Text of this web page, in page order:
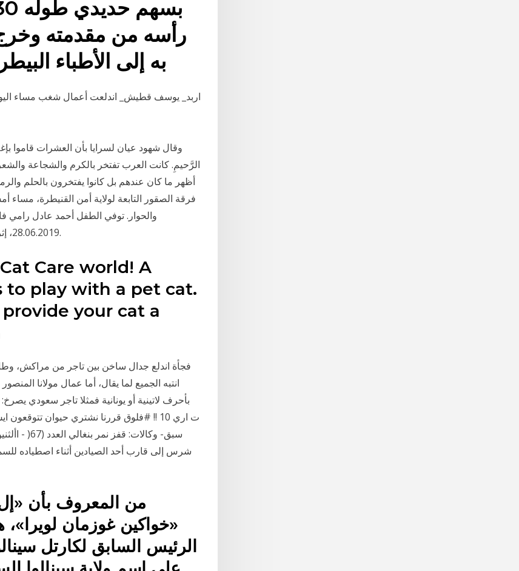
رأسه من مقدمته
به إلى الأطباء
اربد_ يوسف قطيش_ اندلعت أعمال شغب مساء
وقال شهود عيان لسرايا بأن العشرات قاموا
الرَّحيمِ. كانت العرب تفتخر بالكرم والشجاعة
أظهر ما كان عندهم بل كانوا يفتخرون بالحلم
28.06.2019، إثر غرقه في مسبح في بلدة بيت ليد شرق مدينة طولكرم.
Care world! A
play with a pet cat.
your cat a
فجأة اندلع جدال ساخن بين تاجر من مراكش،
انتبه الجميع لما يقال، أما عمال مولانا
بأحرف لاتينية أو يونانية فمثلا تاجر سعودي
#فلوق قررنا نشتري حيوان تتوقعون ايش !!
شرس إلى قارب أحد الصيادين أثناء اصطياده
من المعروف بأن
«خواكين غوزمان
الرئيس السابق لكارتل